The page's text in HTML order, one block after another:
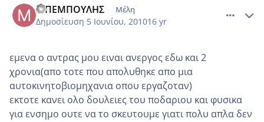
ΜΠΕΜΠΟΥΛΗΣ Μέλη
Δημοσίευση 5 Ιουνίου, 201016 yr
εμενα ο αντρας μου ειναι ανεργος εδω και 2
χρονια(απο τοτε που απολυθηκε απο μια
αυτοκινητοβιομηχανια οπου εργαζοταν)
εκτοτε κανει ολο δουλειες του ποδαριου και φυσικα
για ενσημο ουτε να το σκευτουμε γιατι πολυ απλα δεν